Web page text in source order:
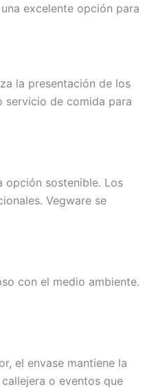
excelente opción para
la presentación de los
servicio de comida para
opción sostenible. Los
Vegware se
con el medio ambiente.
el envase mantiene la
o eventos que